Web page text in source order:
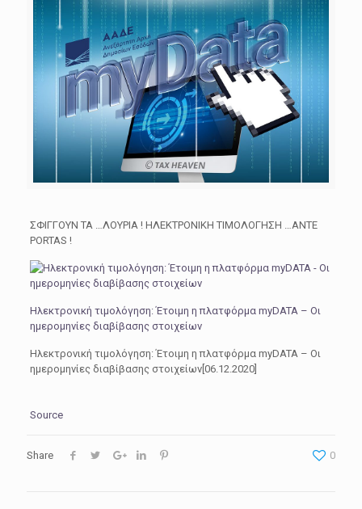
ΣΦΙΓΓΟΥΝ ΤΑ …ΛΟΥΡΙΑ ! ΗΛΕΚΤΡΟΝΙΚΗ ΤΙΜΟΛΟΓΗΣΗ …ANTE
PORTAS !
Ηλεκτρονική τιμολόγηση: Έτοιμη η πλατφόρμα myDATA – Οι
ημερομηνίες διαβίβασης στοιχείων
Ηλεκτρονική τιμολόγηση: Έτοιμη η πλατφόρμα myDATA – Οι
ημερομηνίες διαβίβασης στοιχείων[06.12.2020]
Source
Share 0